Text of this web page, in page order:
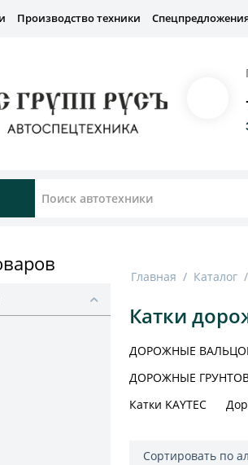
Производство техники
Главная / Каталог /
Катки
ДОРОЖНЫЕ
ДОРОЖНЫЕ
Катки KAYTEC
Сортировать по